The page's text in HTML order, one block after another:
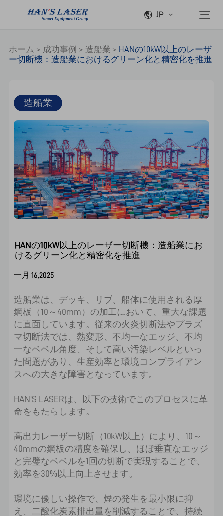
JP
ホーム > 成功事例 > 造船業 > HANの10kW以上のレーザ
ー切断機：造船業におけるグリーン化と精密化を推進
造船業
HANの10kW以上のレーザー切断機：造船業にお
けるグリーン化と精密化を推進
一月 16,2025
造船業は、デッキ、リブ、船体に使用される厚
鋼板（10～40mm）の加工において、重大な課題
に直面しています。従来の火炎切断法やプラズ
マ切断法では、熱変形、不均一なエッジ、不均
一なベベル角度、そして高い汚染レベルといっ
た問題があり、生産効率と環境コンプライアン
スへの大きな障害となっています。
HAN'S LASERは、以下の技術でこのプロセスに革
命をもたらします。
高出力レーザー切断（10kW以上）により、10～
40mmの鋼板の精度を確保し、ほぼ垂直なエッジ
と完璧なベベルを1回の切断で実現することで、
効率を30%以上向上させます。
環境に優しい操作で、煙の発生を最小限に抑
え、二酸化炭素排出量を削減することで、持続